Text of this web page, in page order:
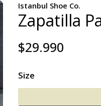
Istanbul Shoe Co.
Zapatilla
$29.990
Size